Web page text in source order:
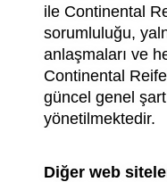
ile Continental
sorumluluğu,
anlaşmaları ve
Continental
güncel genel
yönetilmektedir.
Diğer web